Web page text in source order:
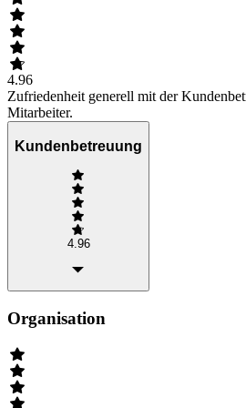
4.96
Zufriedenheit generell mit der
Mitarbeiter.
Kundenbetreuung
4.96
Organisation